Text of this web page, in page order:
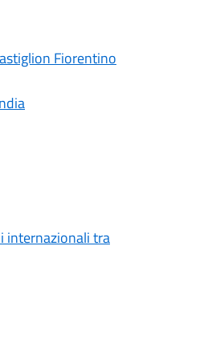
Fiorentino
internazionali tra